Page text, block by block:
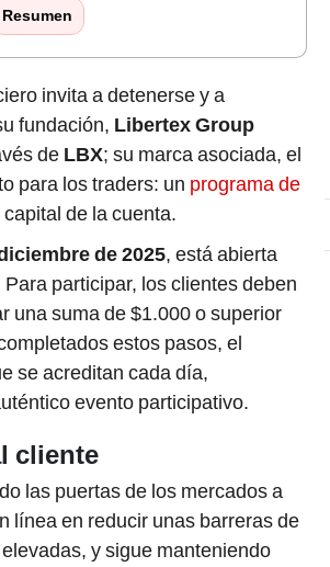
Resumen
invita a detenerse y a
fundación, Libertex Group
de LBX; su marca asociada, el
para los traders: un programa de
de la cuenta.
de 2025, está abierta
Para participar, los clientes deben
una suma de $1.000 o superior
estos pasos, el
se acreditan cada día,
evento participativo.
cliente
las puertas de los mercados a
línea en reducir unas barreras de
y sigue manteniendo